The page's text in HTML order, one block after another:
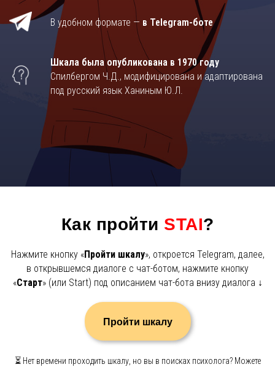
В удобном формате — в Telegram-боте
Шкала была опубликована в 1970 году
Спилбергом Ч.Д., модифицирована и адаптирована
под русский язык Ханиным Ю.Л.
Как пройти STAI?
Нажмите кнопку «Пройти шкалу», откроется Telegram, далее,
в открывшемся диалоге с чат-ботом, нажмите кнопку
«Старт» (или Start) под описанием чат-бота внизу диалога ↓
Пройти шкалу
⏳ Нет времени проходить шкалу, но вы в поисках психолога? Можете